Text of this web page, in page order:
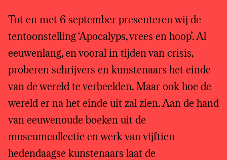
Tot en met 6 september presenteren wij de
tentoonstelling ‘Apocalyps, vrees en hoop’. Al
eeuwenlang, en vooral in tijden van crisis,
proberen schrijvers en kunstenaars het einde
van de wereld te verbeelden. Maar ook hoe de
wereld er na het einde uit zal zien. Aan de hand
van eeuwenoude boeken uit de
museumcollectie en werk van vijftien
hedendaagse kunstenaars laat de